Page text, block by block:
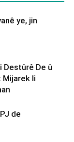
ye, jin
Destûrê De û
Mijarek li
de